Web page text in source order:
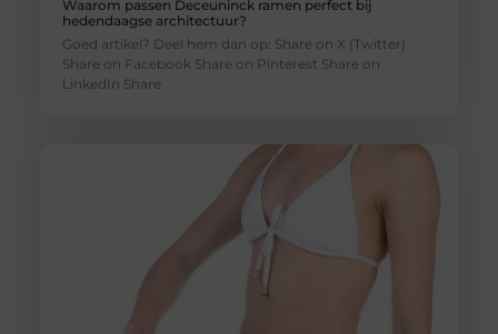
Waarom passen Deceuninck ramen perfect bij
hedendaagse architectuur?
Goed artikel? Deel hem dan op: Share on X (Twitter)
Share on Facebook Share on Pinterest Share on
LinkedIn Share